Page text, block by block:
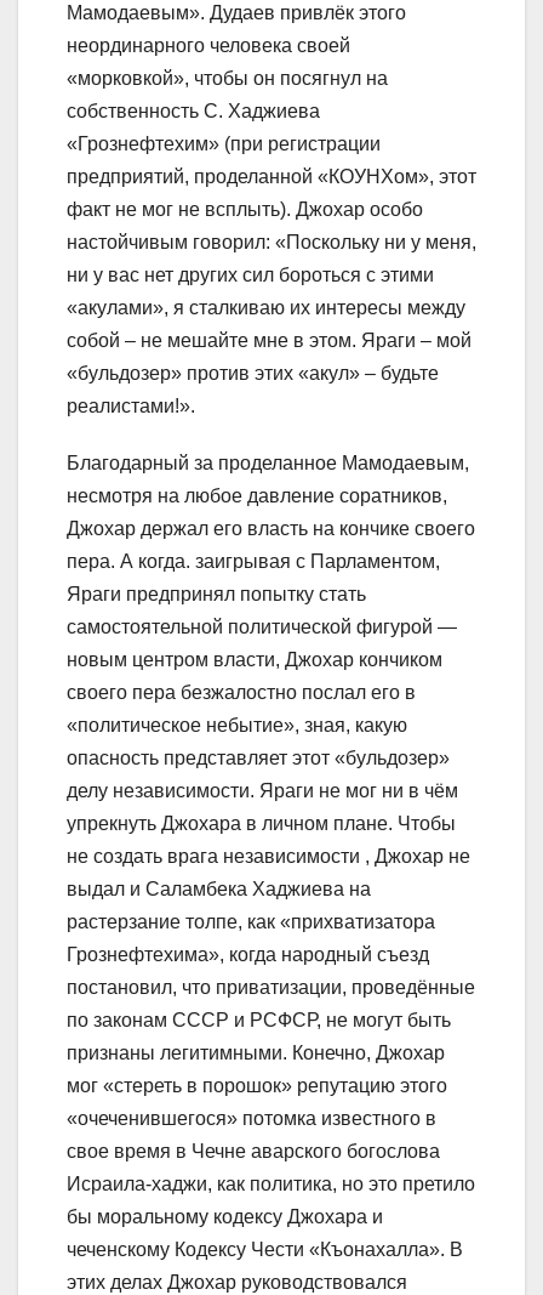
Мамодаевым». Дудаев привлёк этого
неординарного человека своей
«морковкой», чтобы он посягнул на
собственность С. Хаджиева
«Грознефтехим» (при регистрации
предприятий, проделанной «КОУНХoм», этот
факт не мог не всплыть). Джохар особо
настойчивым говорил: «Поскольку ни у меня,
ни у вас нет других сил бороться с этими
«акулами», я сталкиваю их интересы между
собой – не мешайте мне в этом. Яраги – мой
«бульдозер» против этих «акул» – будьте
реалистами!».
Благодарный за проделанное Мамодаевым,
несмотря на любое давление соратников,
Джохар держал его власть на кончике своего
пера. А когда. заигрывая с Парламентом,
Яраги предпринял попытку стать
самостоятельной политической фигурой —
новым центром власти, Джохар кончиком
своего пера безжалостно послал его в
«политическое небытие», зная, какую
опасность представляет этот «бульдозер»
делу независимости. Яраги не мог ни в чём
упрекнуть Джохара в личном плане. Чтобы
не создать врага независимости , Джохар не
выдал и Саламбека Хаджиева на
растерзание толпе, как «прихватизатора
Грознефтехима», когда народный съезд
постановил, что приватизации, проведённые
по законам СССР и РСФСР, не могут быть
признаны легитимными. Конечно, Джохар
мог «стереть в порошок» репутацию этого
«очеченившегося» потомка известного в
свое время в Чечне аварского богослова
Исраила-хаджи, как политика, но это претило
бы моральному кодексу Джохара и
чеченскому Кодексу Чести «Къонахалла». В
этих делах Джохар руководствовался